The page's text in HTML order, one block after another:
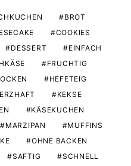
BROT
COOKIES
DESSERT
EINFACH
FRUCHTIG
HEFETEIG
KEKSE
KÄSEKUCHEN
MARZIPAN
MUFFINS
OHNE BACKEN
SAFTIG
SCHNELL